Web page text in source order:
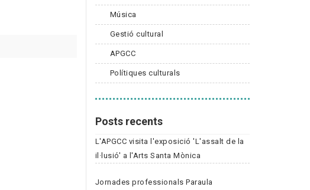
Música
Gestió cultural
APGCC
Polítiques culturals
Posts recents
L'APGCC visita l'exposició 'L'assalt de la
il·lusió' a l'Arts Santa Mònica
Jornades professionals Paraula